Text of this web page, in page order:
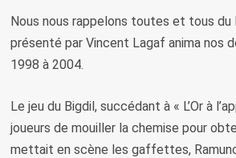
Nous nous rappelons toutes et tous du
présenté par Vincent Lagaf anima nos
1998 à 2004.
Le jeu du Bigdil, succédant à « L’Or à
joueurs de mouiller la chemise pour
mettait en scène les gaffettes,